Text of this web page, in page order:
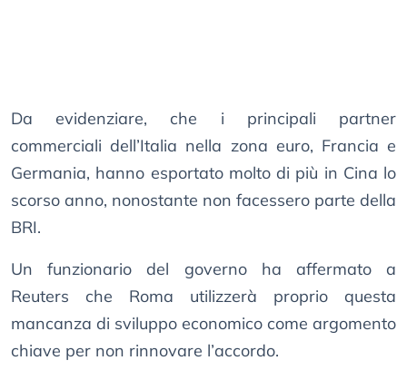
Da evidenziare, che i principali partner
commerciali dell’Italia nella zona euro, Francia e
Germania, hanno esportato molto di più in Cina lo
scorso anno, nonostante non facessero parte della
BRI.
Un funzionario del governo ha affermato a
Reuters che Roma utilizzerà proprio questa
mancanza di sviluppo economico come argomento
chiave per non rinnovare l’accordo.